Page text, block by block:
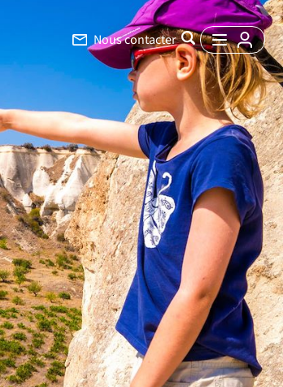
Nous contacter